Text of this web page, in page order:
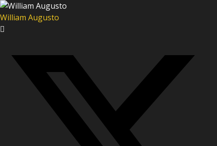
William Augusto